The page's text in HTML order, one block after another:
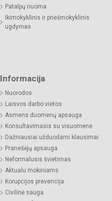
Patalpų nuoma
Ikimokyklinis ir priešmokyklinis
ugdymas
Informacija
Nuorodos
Laisvos darbo vietos
Asmens duomenų apsauga
Konsultavimasis su visuomene
Dažniausiai užduodami klausimai
Pranešėjų apsauga
Neformalusis švietimas
Aktualu mokiniams
Korupcijos prevencija
Civilinė sauga